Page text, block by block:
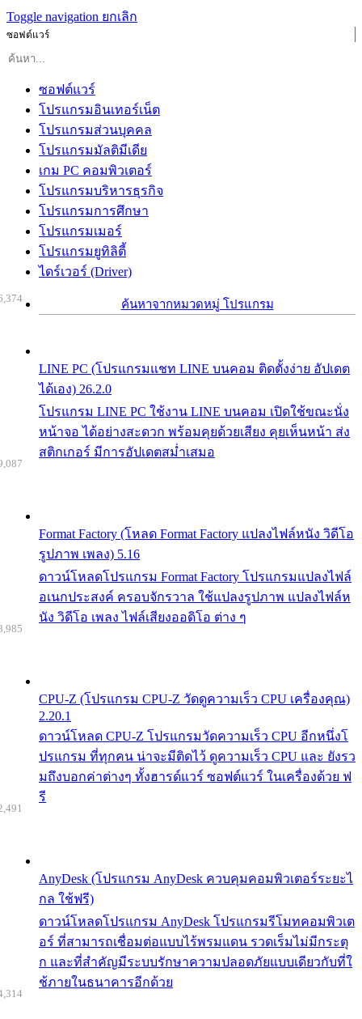
Toggle navigation ยกเลิก
ซอฟต์แวร์
ซอฟต์แวร์
โปรแกรมอินเทอร์เน็ต
โปรแกรมส่วนบุคคล
โปรแกรมมัลติมีเดีย
เกม PC คอมพิวเตอร์
โปรแกรมบริหารธุรกิจ
โปรแกรมการศึกษา
โปรแกรมเมอร์
โปรแกรมยูทิลิตี้
ไดร์เวอร์ (Driver)
ค้นหาจากหมวดหมู่ โปรแกรม
LINE PC (โปรแกรมแชท LINE บนคอม ติดตั้งง่าย อัปเดต
ได้เอง) 26.2.0
โปรแกรม LINE PC ใช้งาน LINE บนคอม เปิดใช้ขณะนั่ง
หน้าจอ ได้อย่างสะดวก พร้อมคุยด้วยเสียง คุยเห็นหน้า ส่ง
สติกเกอร์ มีการอัปเดตสม่ำเสมอ
Format Factory (โหลด Format Factory แปลงไฟล์หนัง วิดีโอ
รูปภาพ เพลง) 5.16
ดาวน์โหลดโปรแกรม Format Factory โปรแกรมแปลงไฟล์
อเนกประสงค์ ครอบจักรวาล ใช้แปลงรูปภาพ แปลงไฟล์ห
นัง วิดีโอ เพลง ไฟล์เสียงออดิโอ ต่าง ๆ
CPU-Z (โปรแกรม CPU-Z วัดดูความเร็ว CPU เครื่องคุณ)
2.20.1
ดาวน์โหลด CPU-Z โปรแกรมวัดความเร็ว CPU อีกหนึ่งโ
ปรแกรม ที่ทุกคน น่าจะมีติดไว้ ดูความเร็ว CPU และ ยังรว
มถึงบอกค่าต่างๆ ทั้งฮารด์แวร์ ซอฟต์แวร์ ในเครื่องด้วย ฟ
รี
AnyDesk (โปรแกรม AnyDesk ควบคุมคอมพิวเตอร์ระยะไ
กล ใช้ฟรี)
ดาวน์โหลดโปรแกรม AnyDesk โปรแกรมรีโมทคอมพิวเต
อร์ ที่สามารถเชื่อมต่อแบบไร้พรมแดน รวดเร็มไม่มีกระตุ
ก และที่สำคัญมีระบบรักษาความปลอดภัยแบบเดียวกับที่ใ
ช้ภายในธนาคารอีกด้วย